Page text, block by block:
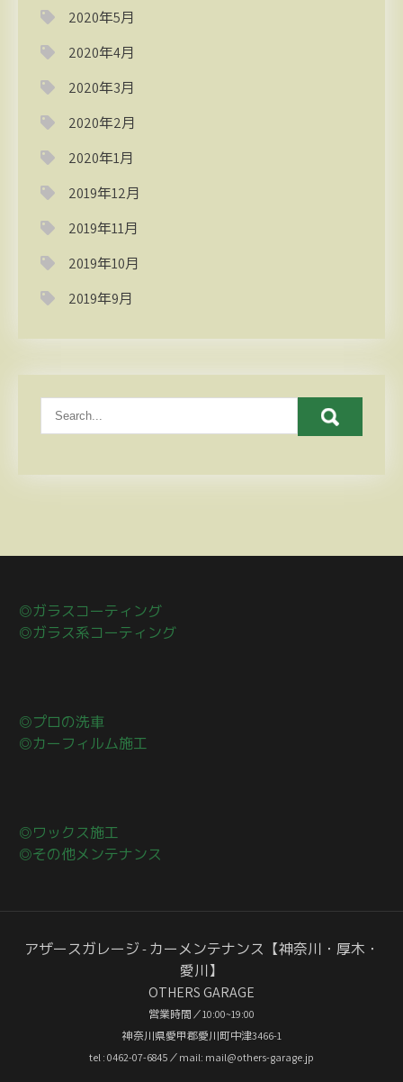
2020年5月
2020年4月
2020年3月
2020年2月
2020年1月
2019年12月
2019年11月
2019年10月
2019年9月
◎ガラスコーティング
◎ガラス系コーティング
◎プロの洗車
◎カーフィルム施工
◎ワックス施工
◎その他メンテナンス
アザースガレージ - カーメンテナンス【神奈川・厚木・
愛川】
OTHERS GARAGE
営業時間／10:00~19:00
神奈川県愛甲郡愛川町中津3466-1
tel : 0462-07-6845／mail: mail@others-garage.jp